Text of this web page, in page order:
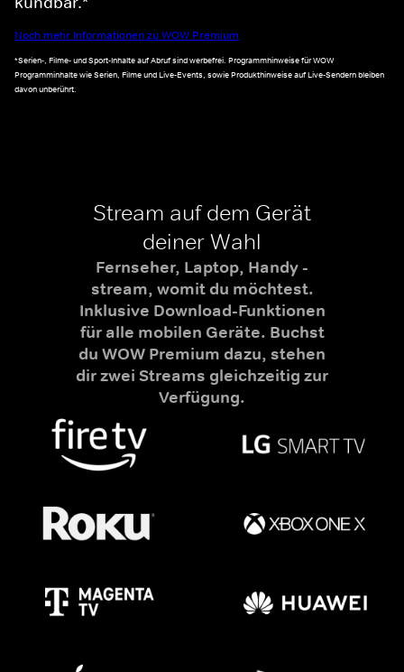
Noch mehr Informationen zu WOW Premium
*Serien-, Filme- und Sport-Inhalte auf Abruf sind werbefrei. Programmhinweise für WOW
Programminhalte wie Serien, Filme und Live-Events, sowie Produkthinweise auf Live-Sendern bleiben
davon unberührt.
Stream auf dem Gerät
deiner Wahl
Fernseher, Laptop, Handy -
stream, womit du möchtest.
Inklusive Download-Funktionen
für alle mobilen Geräte. Buchst
du WOW Premium dazu, stehen
dir zwei Streams gleichzeitig zur
Verfügung.